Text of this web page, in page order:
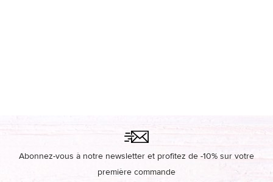
Abonnez-vous à notre newsletter et profitez de -10% sur votre
première commande